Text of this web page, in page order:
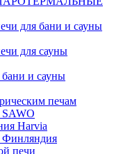
для бани и сауны
для сауны
бани и сауны
печам
SAWO
Harvia
Финляндия
печи